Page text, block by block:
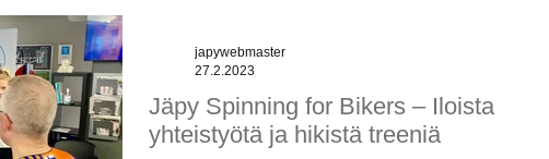
Jäpy Spinning for Bikers – Iloista
yhteistyötä ja hikistä treeniä
japywebmaster
27.2.2023